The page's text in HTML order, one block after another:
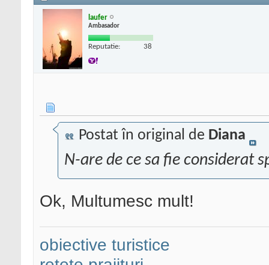
laufer
Ambasador
Reputatie: 38
Postat în original de Diana
N-are de ce sa fie considerat
Ok, Multumesc mult!
obiective turistice